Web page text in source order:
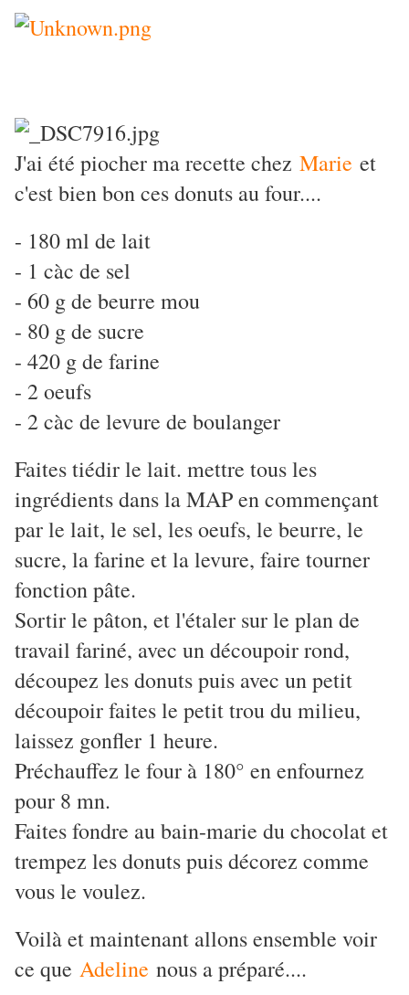
J'ai été piocher ma recette chez Marie et
c'est bien bon ces donuts au four....
- 180 ml de lait
- 1 càc de sel
- 60 g de beurre mou
- 80 g de sucre
- 420 g de farine
- 2 oeufs
- 2 càc de levure de boulanger
Faites tiédir le lait. mettre tous les
ingrédients dans la MAP en commençant
par le lait, le sel, les oeufs, le beurre, le
sucre, la farine et la levure, faire tourner
fonction pâte.
Sortir le pâton, et l'étaler sur le plan de
travail fariné, avec un découpoir rond,
découpez les donuts puis avec un petit
découpoir faites le petit trou du milieu,
laissez gonfler 1 heure.
Préchauffez le four à 180° en enfournez
pour 8 mn.
Faites fondre au bain-marie du chocolat et
trempez les donuts puis décorez comme
vous le voulez.
Voilà et maintenant allons ensemble voir
ce que Adeline nous a préparé....